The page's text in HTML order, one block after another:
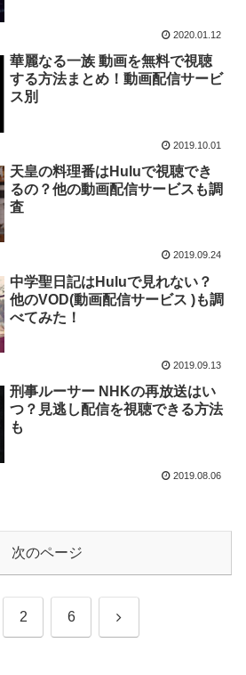
2020.01.12
華麗なる一族 動画を無料で視聴
する方法まとめ！動画配信サービ
ス別
2019.10.01
天皇の料理番はHuluで視聴でき
るの？他の動画配信サービスも調
査
2019.09.24
中学聖日記はHuluで見れない？
他のVOD(動画配信サービス )も調
べてみた！
2019.09.13
刑事ルーサー NHKの再放送はい
つ？見逃し配信を視聴できる方法
も
2019.08.06
次のページ
2 6 次